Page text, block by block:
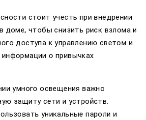
стоит учесть при внедрении
доме, чтобы снизить риск взлома и
доступа к управлению светом и
о привычках
умного освещения важно
защиту сети и устройств.
уникальные пароли и